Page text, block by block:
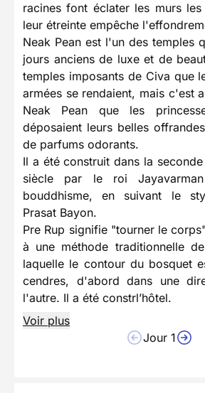
racines font éclater les murs
leur étreinte empêche
Neak Pean est l'un des temples
jours anciens de luxe et de
temples imposants de Civa que
armées se rendaient, mais c'est
Neak Pean que les
déposaient leurs belles
de parfums odorants.
Il a été construit dans la
siècle par le roi
bouddhisme, en suivant le
Prasat Bayon.
Pre Rup signifie "tourner le
à une méthode traditionnelle
laquelle le contour du bosquet
cendres, d'abord dans une
l'autre. Il a été constrl’hôtel.
Voir plus
Jour 1